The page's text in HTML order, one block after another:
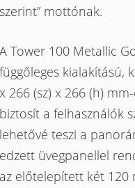
szerint” mottónak.
A Tower 100 Metallic
függőleges kialakítású,
x 266 (sz) x 266 (h)
biztosít a felhasználók
lehetővé teszi a
edzett üvegpanellel
az előtelepített két 120